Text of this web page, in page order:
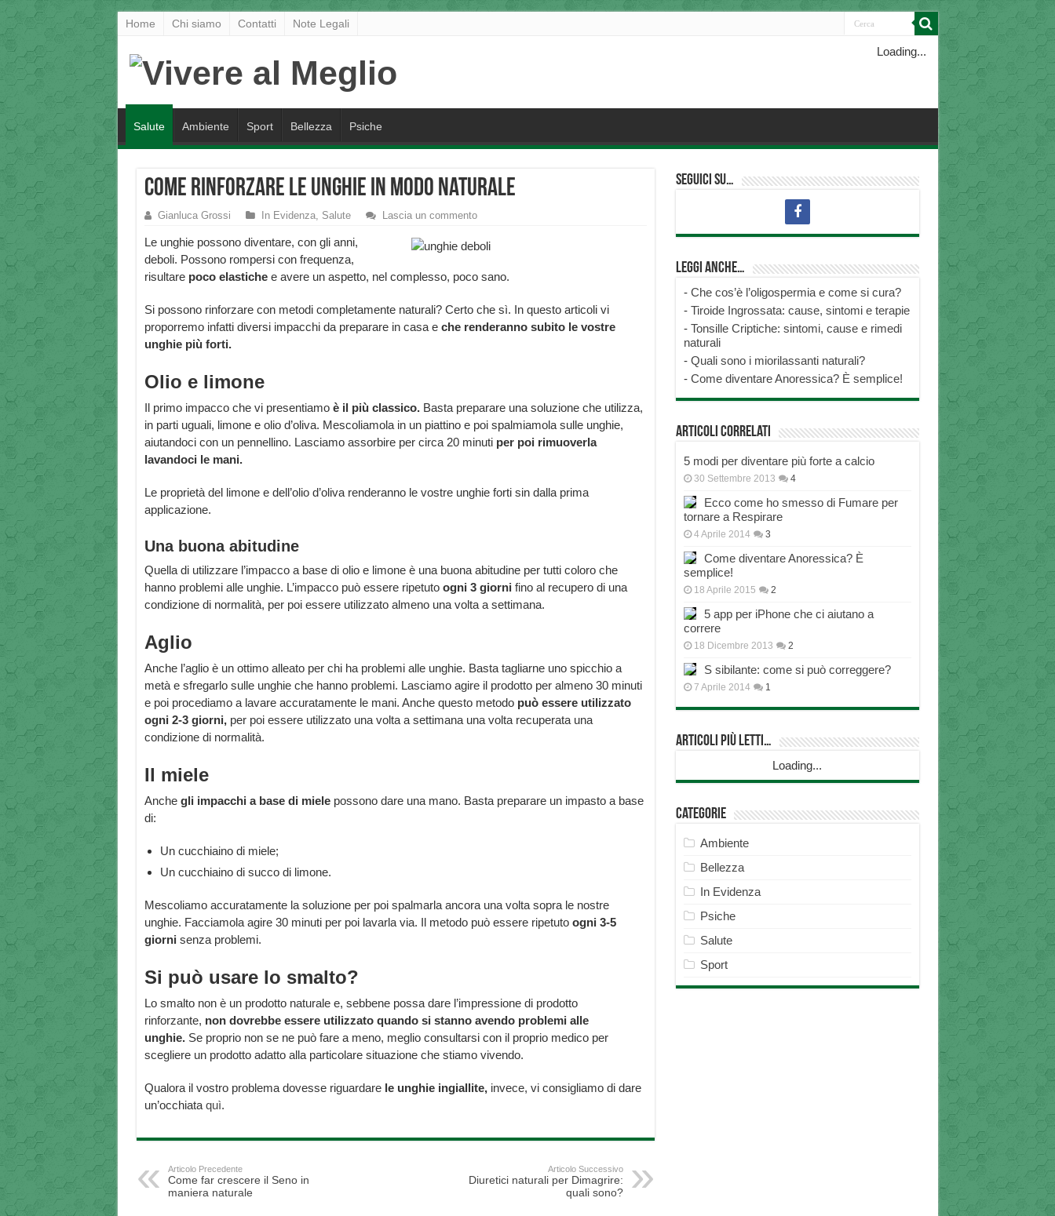
Home Chi siamo Contatti Note Legali
Loading...
Salute Ambiente Sport Bellezza Psiche
Come rinforzare le Unghie in modo Naturale
Gianluca Grossi In Evidenza, Salute Lascia un commento
Le unghie possono diventare, con gli anni,
deboli. Possono rompersi con frequenza,
risultare poco elastiche e avere un aspetto, nel complesso, poco sano.
Si possono rinforzare con metodi completamente naturali? Certo che sì. In questo articoli vi
proporremo infatti diversi impacchi da preparare in casa e che renderanno subito le vostre
unghie più forti.
Olio e limone
Il primo impacco che vi presentiamo è il più classico. Basta preparare una soluzione che utilizza,
in parti uguali, limone e olio d’oliva. Mescoliamola in un piattino e poi spalmiamola sulle unghie,
aiutandoci con un pennellino. Lasciamo assorbire per circa 20 minuti per poi rimuoverla
lavandoci le mani.
Le proprietà del limone e dell’olio d’oliva renderanno le vostre unghie forti sin dalla prima
applicazione.
Una buona abitudine
Quella di utilizzare l’impacco a base di olio e limone è una buona abitudine per tutti coloro che
hanno problemi alle unghie. L’impacco può essere ripetuto ogni 3 giorni fino al recupero di una
condizione di normalità, per poi essere utilizzato almeno una volta a settimana.
Aglio
Anche l’aglio è un ottimo alleato per chi ha problemi alle unghie. Basta tagliarne uno spicchio a
metà e sfregarlo sulle unghie che hanno problemi. Lasciamo agire il prodotto per almeno 30 minuti
e poi procediamo a lavare accuratamente le mani. Anche questo metodo può essere utilizzato
ogni 2-3 giorni, per poi essere utilizzato una volta a settimana una volta recuperata una
condizione di normalità.
Il miele
Anche gli impacchi a base di mielepossono dare una mano. Basta preparare un impasto a base
di:
Un cucchiaino di miele;
Un cucchiaino di succo di limone.
Mescoliamo accuratamente la soluzione per poi spalmarla ancora una volta sopra le nostre
unghie. Facciamola agire 30 minuti per poi lavarla via. Il metodo può essere ripetuto ogni 3-5
giorni senza problemi.
Si può usare lo smalto?
Lo smalto non è un prodotto naturale e, sebbene possa dare l’impressione di prodotto
rinforzante, non dovrebbe essere utilizzato quando si stanno avendo problemi alle
unghie. Se proprio non se ne può fare a meno, meglio consultarsi con il proprio medico per
scegliere un prodotto adatto alla particolare situazione che stiamo vivendo.
Qualora il vostro problema dovesse riguardarele unghie ingiallite,invece, vi consigliamo di dare
un’occhiata quì.
Articolo Precedente
Come far crescere il Seno in
maniera naturale
Articolo Successivo
Diuretici naturali per Dimagrire:
quali sono?
Seguici su…
Leggi anche…
- Che cos’è l’oligospermia e come si cura?
- Tiroide Ingrossata: cause, sintomi e terapie
- Tonsille Criptiche: sintomi, cause e rimedi
naturali
- Quali sono i miorilassanti naturali?
- Come diventare Anoressica? È semplice!
Articoli correlati
5 modi per diventare più forte a calcio
30 Settembre 2013 4
Ecco come ho smesso di Fumare per
tornare a Respirare
4 Aprile 2014 3
Come diventare Anoressica? È
semplice!
18 Aprile 2015 2
5 app per iPhone che ci aiutano a
correre
18 Dicembre 2013 2
S sibilante: come si può correggere?
7 Aprile 2014 1
Articoli più Letti…
Loading...
Categorie
Ambiente
Bellezza
In Evidenza
Psiche
Salute
Sport